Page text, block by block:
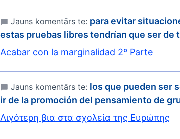
Jauns komentārs te: para evitar
estas pruebas libres tendrían que ser de
Acabar con la marginalidad 2º Parte
Jauns komentārs te: los que pueden ser
ir de la promoción del pensamiento de
Λιγότερη βια στα σχολεία της Ευρώπης